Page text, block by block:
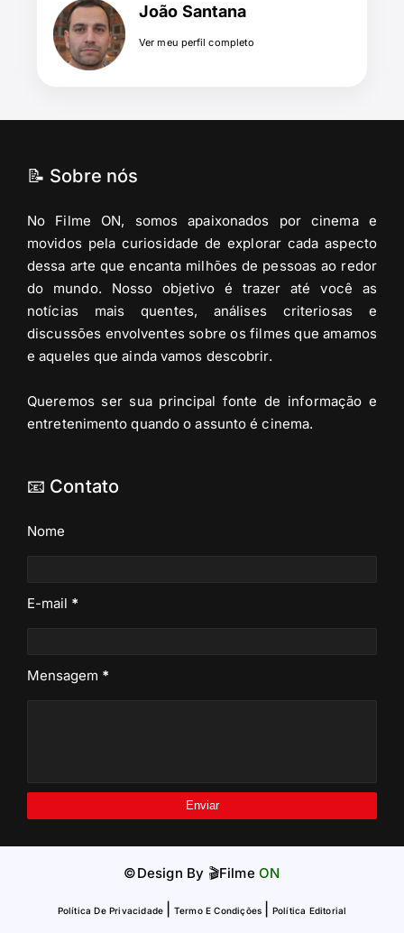
João Santana
Ver meu perfil completo
📝 Sobre nós
No Filme ON, somos apaixonados por cinema e
movidos pela curiosidade de explorar cada aspecto
dessa arte que encanta milhões de pessoas ao redor
do mundo. Nosso objetivo é trazer até você as
notícias mais quentes, análises criteriosas e
discussões envolventes sobre os filmes que amamos
e aqueles que ainda vamos descobrir.
Queremos ser sua principal fonte de informação e
entretenimento quando o assunto é cinema.
📧 Contato
Nome
E-mail *
Mensagem *
©Design By 🎬Filme ON
Política De Privacidade Termo E Condições Política Editorial